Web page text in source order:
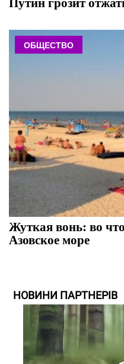
ОБЩЕСТВО
Жуткая вонь: во
Азовское море
НОВИНИ ПАРТНЕРІВ